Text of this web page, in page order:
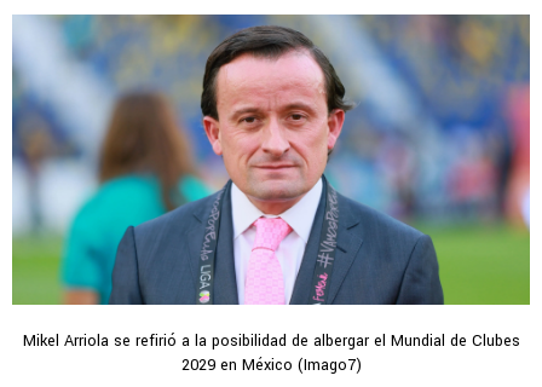
Mikel Arriola se refirió a la posibilidad de albergar el Mundial de Clubes
2029 en México (Imago7)